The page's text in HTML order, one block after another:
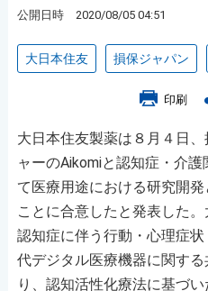
公開日時 2020/08/05 04:51
大日本住友 損保ジャパン
印刷
大日本住友製薬は８月４日
ャーのAikomiと認知症・介
て医療用途における研究開
ことに合意したと発表した
認知症に伴う行動・心理症
代デジタル医療機器に関す
り、認知活性化療法に基づ